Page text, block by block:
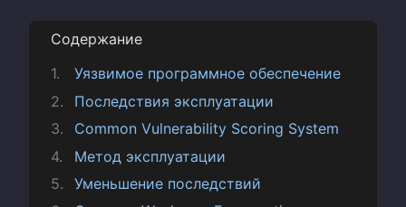
Содержание
Уязвимое программное обеспечение
Последствия эксплуатации
Common Vulnerability Scoring System
Метод эксплуатации
Уменьшение последствий